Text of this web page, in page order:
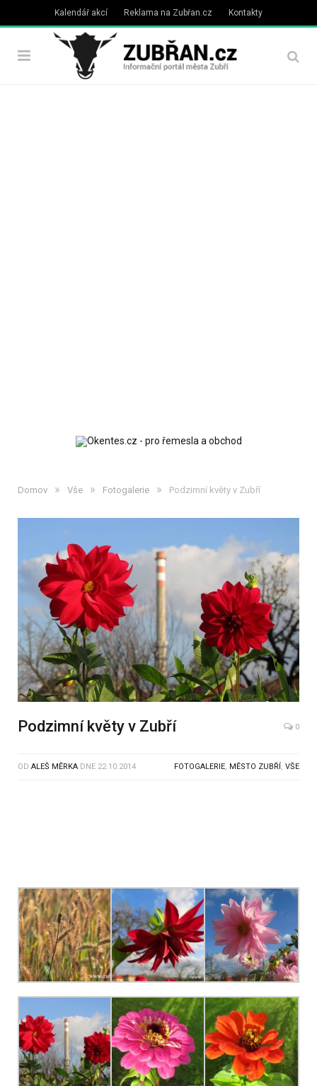
Kalendář akcí Reklama na Zubřan.cz Kontakty
Domov » Vše » Fotogalerie » Podzimní květy v Zubří
Podzimní květy v Zubří 0
OD ALEŠ MĚRKA DNE 22.10.2014 FOTOGALERIE, MĚSTO ZUBŘÍ , VŠE